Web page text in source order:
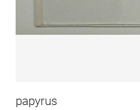
papyrus